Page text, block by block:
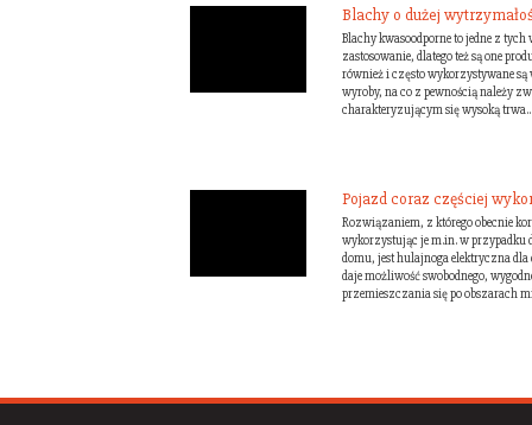
Blachy o dużej
Blachy kwasoodporne to jedne z
zastosowanie, dlatego też są one
również i często wykorzystywane są
wyroby, na co z pewnością należy
charakteryzującym się wysoką trwa...
Pojazd coraz częściej
Rozwiązaniem, z którego obecnie
wykorzystując je m.in. w przypadku
domu, jest hulajnoga elektryczna
daje możliwość swobodnego,
przemieszczania się po obszarach